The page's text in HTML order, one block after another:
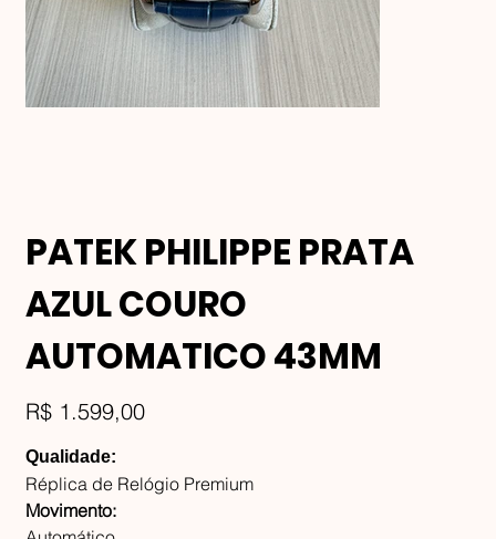
PATEK PHILIPPE PRATA
AZUL COURO
AUTOMATICO 43MM
Preço
R$ 1.599,00
Qualidade:
Réplica de Relógio Premium
Movimento: